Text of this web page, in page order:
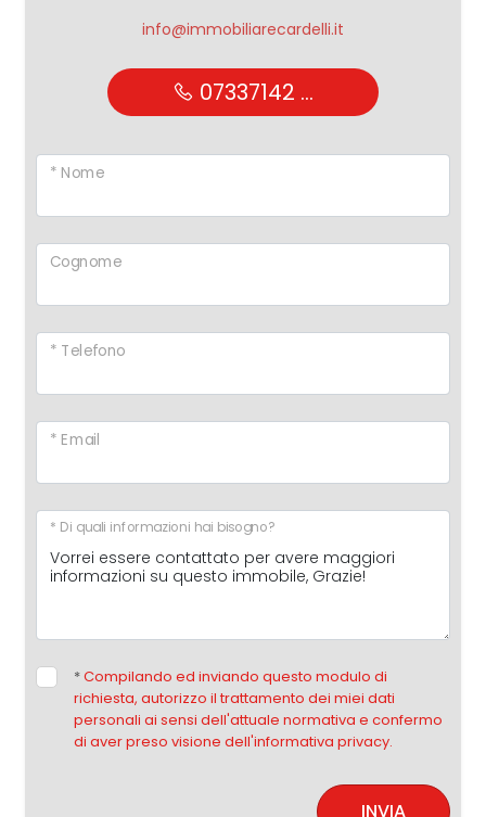
info@immobiliarecardelli.it
07337142 ...
* Nome
Cognome
* Telefono
* Email
* Di quali informazioni hai bisogno?
*Compilando ed inviando questo modulo di
richiesta, autorizzo il trattamento dei miei dati
personali ai sensi dell'attuale normativa e confermo
di aver preso visione dell'informativa privacy.
INVIA